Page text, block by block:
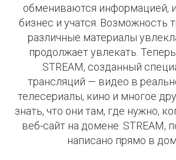
обмениваются информацией,
бизнес и учатся. Возможность
различные материалы
продолжает увлекать.
.STREAM, созданный
трансляций — видео в
телесериалы, кино и многое
знать, что они там, где нужно,
веб-сайт на домене .STREAM,
написано прямо в